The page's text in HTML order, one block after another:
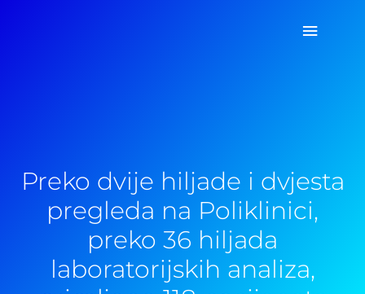
Glavni
Preko dvije hiljade i dvjesta
pregleda na Poliklinici,
preko 36 hiljada
laboratorijskih analiza,